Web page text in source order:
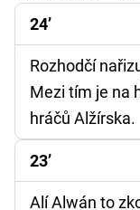
24’
Rozhodčí
Mezi tím je na
hráčů Alžírska.
23’
Alí Alwán to